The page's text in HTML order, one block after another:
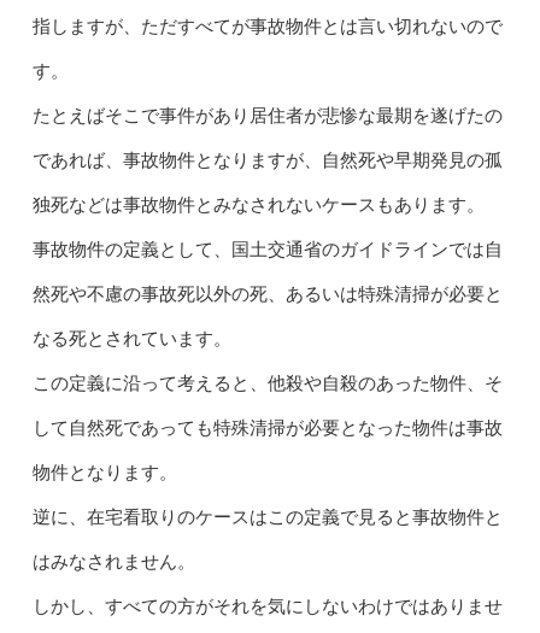
指しますが、ただすべてが事故物件とは言い切れないので
す。
たとえばそこで事件があり居住者が悲惨な最期を遂げたの
であれば、事故物件となりますが、自然死や早期発見の孤
独死などは事故物件とみなされないケースもあります。
事故物件の定義として、国土交通省のガイドラインでは自
然死や不慮の事故死以外の死、あるいは特殊清掃が必要と
なる死とされています。
この定義に沿って考えると、他殺や自殺のあった物件、そ
して自然死であっても特殊清掃が必要となった物件は事故
物件となります。
逆に、在宅看取りのケースはこの定義で見ると事故物件と
はみなされません。
しかし、すべての方がそれを気にしないわけではありませ